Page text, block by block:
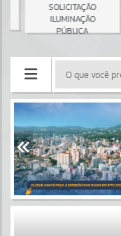
SOLICITAÇÃO
ILUMINAÇÃO
PÚBLICA
Portais